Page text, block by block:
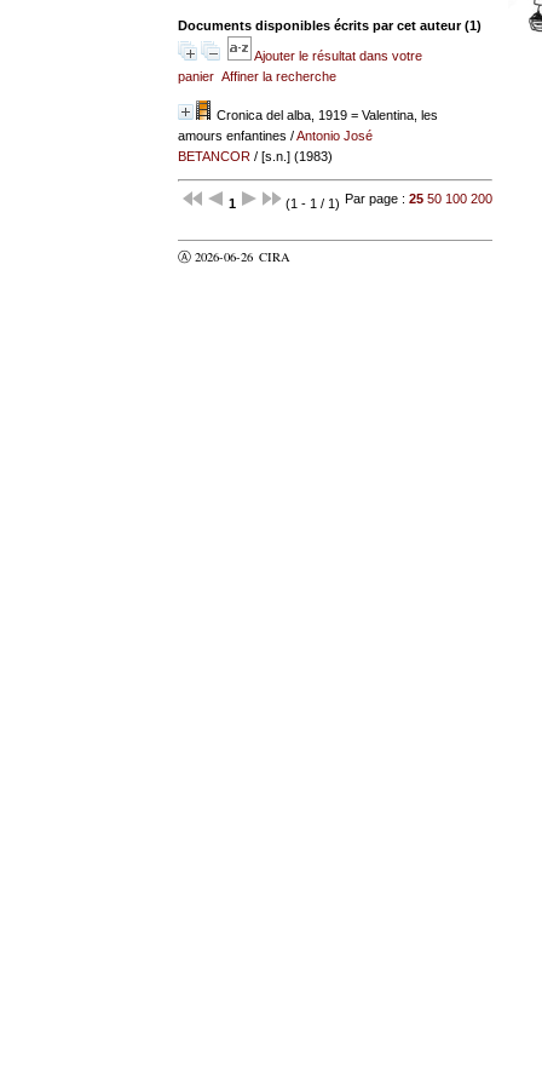
Documents disponibles écrits par cet auteur (1)
Ajouter le résultat dans votre
panier Affiner la recherche
Cronica del alba, 1919 = Valentina, les
amours enfantines /Antonio José
BETANCOR/ [s.n.] (1983)
1 (1 - 1 / 1) Par page : 25 50 100 200
Ⓐ 2026-06-26 CIRA